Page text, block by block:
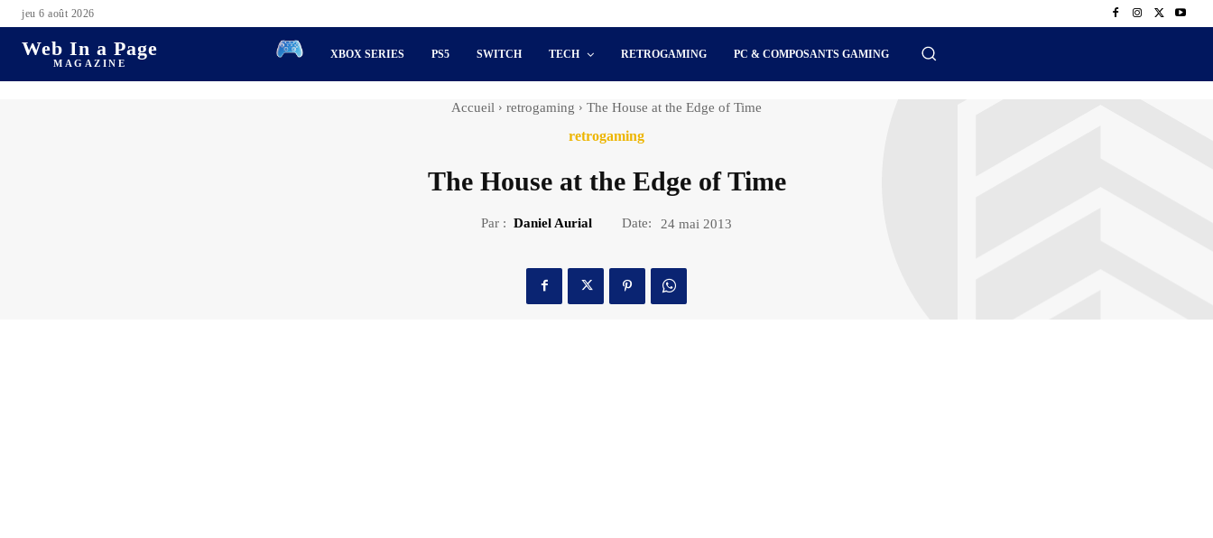
jeu 6 août 2026
Web In a Page
MAGAZINE
XBOX SERIES PS5 SWITCH TECH RETROGAMING PC & COMPOSANTS GAMING
Accueil retrogaming The House at the Edge of Time
retrogaming
The House at the Edge of Time
Par : Daniel Aurial Date: 24 mai 2013